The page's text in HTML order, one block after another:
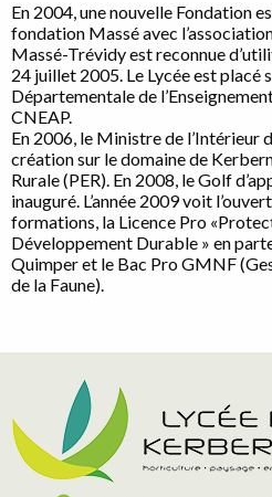
En 2004, une nouvelle Fondation
fondation Massé avec
Massé-Trévidy est reconnue
24 juillet 2005. Le Lycée est placé
Départementale de
CNEAP.
En 2006, le Ministre de l’Intérieur
création sur le domaine de
Rurale (PER). En 2008, le Golf
inauguré. L’année 2009 voit
formations, la Licence Pro
Développement Durable » en
Quimper et le Bac Pro GMNF
de la Faune).